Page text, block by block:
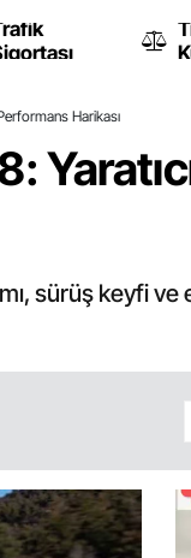
Harikası
sürüş keyfi